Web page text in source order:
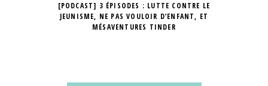
[PODCAST] 3 ÉPISODES : LUTTE CONTRE LE
JEUNISME, NE PAS VOULOIR D’ENFANT, ET
MÉSAVENTURES TINDER